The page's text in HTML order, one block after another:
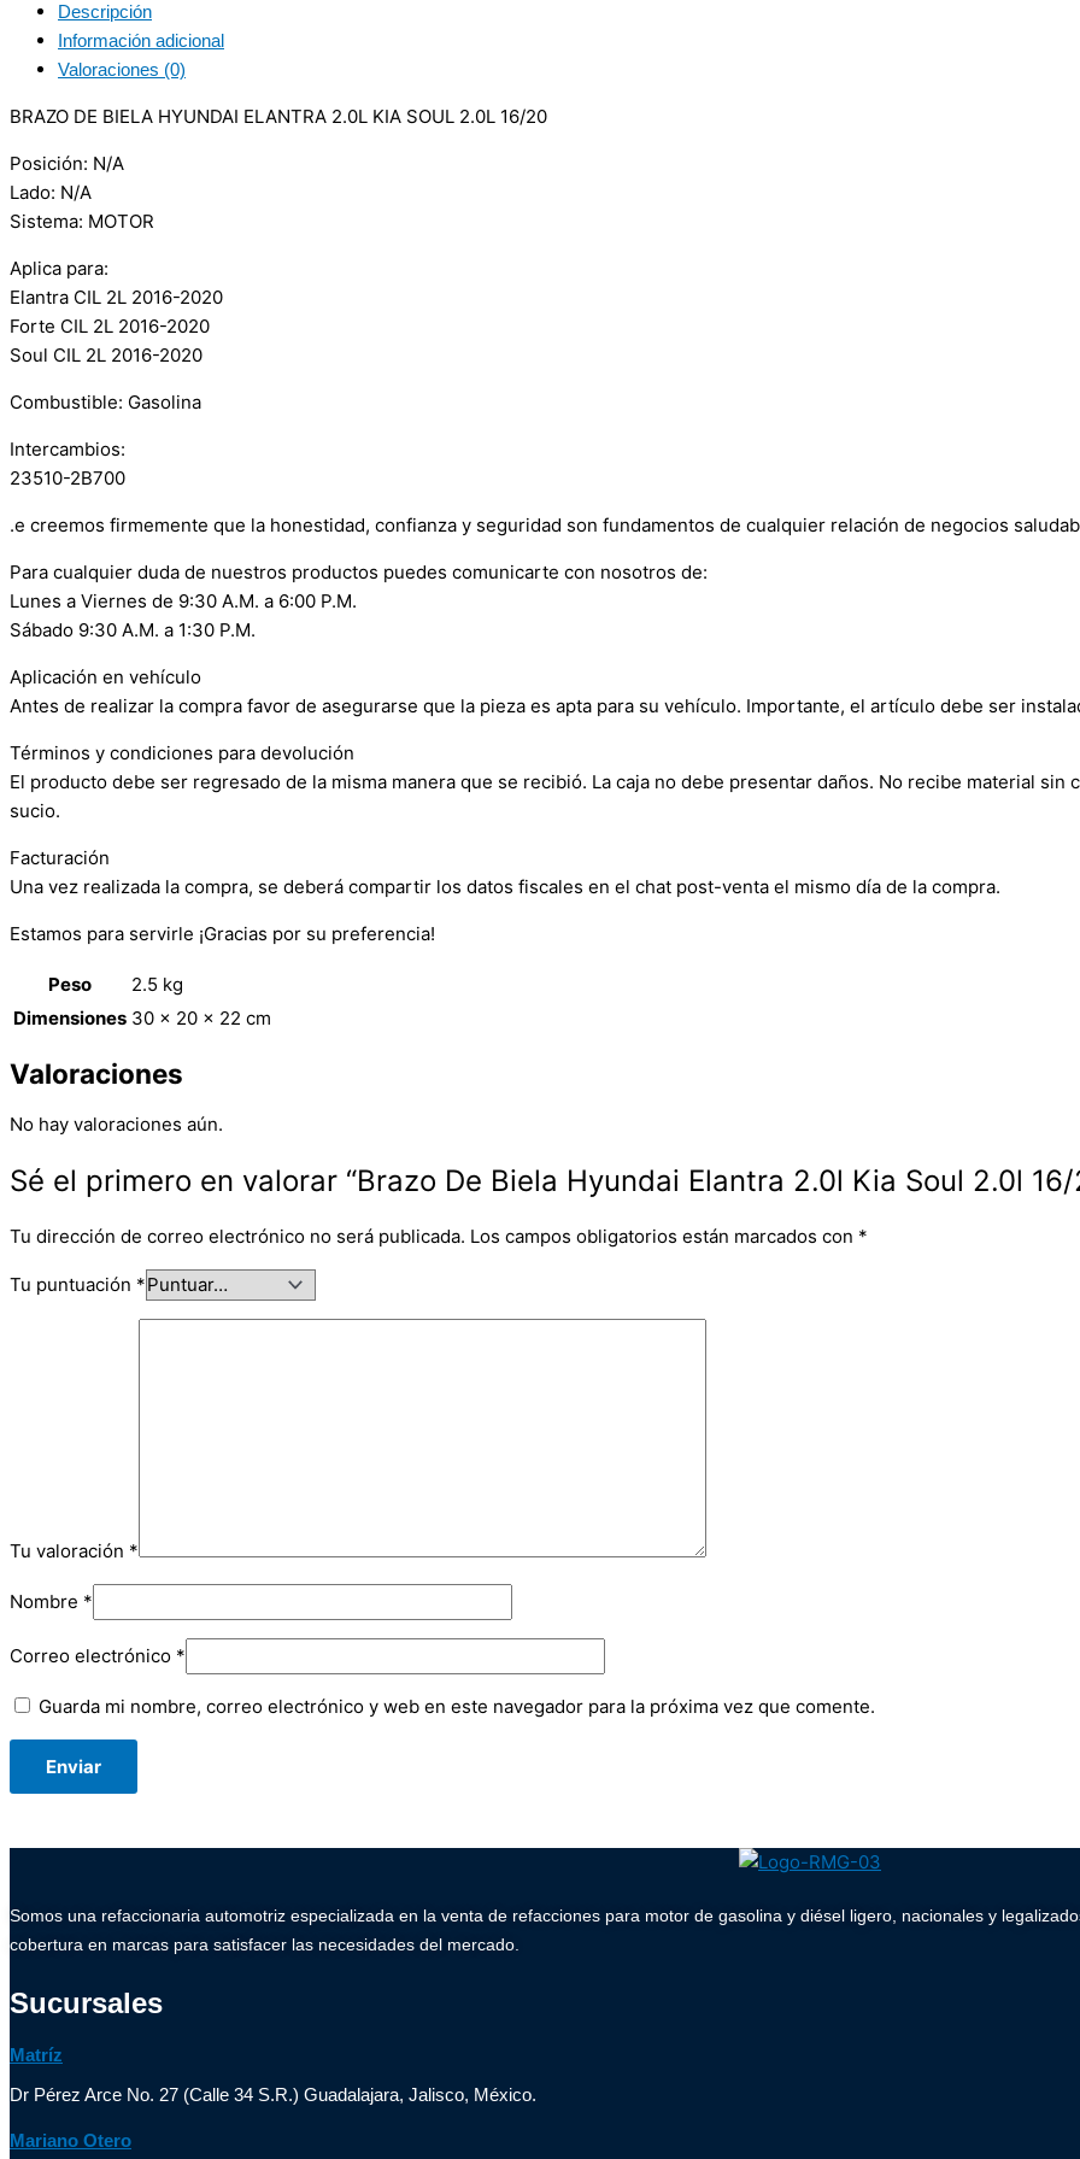
Descripción
Información adicional
Valoraciones (0)
BRAZO DE BIELA HYUNDAI ELANTRA 2.0L KIA SOUL 2.0L 16/20
Posición: N/A
Lado: N/A
Sistema: MOTOR
Aplica para:
Elantra CIL 2L 2016-2020
Forte CIL 2L 2016-2020
Soul CIL 2L 2016-2020
Combustible: Gasolina
Intercambios:
23510-2B700
.e creemos firmemente que la honestidad, confianza y seguridad son fundamentos de cualquier relación de negocios
Para cualquier duda de nuestros productos puedes comunicarte con nosotros de:
Lunes a Viernes de 9:30 A.M. a 6:00 P.M.
Sábado 9:30 A.M. a 1:30 P.M.
Aplicación en vehículo
Antes de realizar la compra favor de asegurarse que la pieza es apta para su vehículo. Importante, el artículo debe ser
Términos y condiciones para devolución
El producto debe ser regresado de la misma manera que se recibió. La caja no debe presentar daños. No recibe material sin
sucio.
Facturación
Una vez realizada la compra, se deberá compartir los datos fiscales en el chat post-venta el mismo día de la compra.
Estamos para servirle ¡Gracias por su preferencia!
Peso
2.5 kg
Dimensiones 30 × 20 × 22 cm
Valoraciones
No hay valoraciones aún.
Sé el primero en valorar “Brazo De Biela Hyundai Elantra 2.0l Kia Soul 2.0l 16/
Tu dirección de correo electrónico no será publicada. Los campos obligatorios están marcados con *
Tu puntuación *
Tu valoración *
Nombre *
Correo electrónico *
Guarda mi nombre, correo electrónico y web en este navegador para la próxima vez que comente.
Somos una refaccionaria automotriz especializada en la venta de refacciones para motor de gasolina y diésel ligero, nacionales y
cobertura en marcas para satisfacer las necesidades del mercado.
Sucursales
Matríz
Dr Pérez Arce No. 27 (Calle 34 S.R.) Guadalajara, Jalisco, México.
Mariano Otero